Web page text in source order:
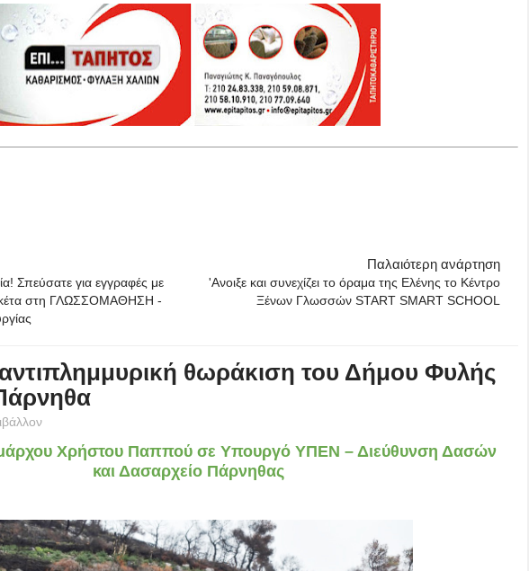
Σπεύσατε για εγγραφές με
στη ΓΛΩΣΣΟΜΑΘΗΣΗ -
Παλαιότερη ανάρτηση
'Ανοιξε και συνεχίζει το όραμα της Ελένης το Κέντρο
Ξένων Γλωσσών START SMART SCHOOL
θωράκιση του Δήμου Φυλής
Χρήστου Παππού σε Υπουργό ΥΠΕΝ – Διεύθυνση Δασών
και Δασαρχείο Πάρνηθας